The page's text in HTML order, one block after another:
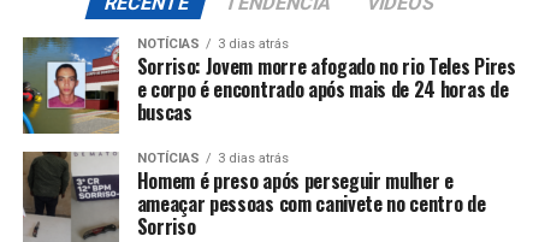
NOTÍCIAS 3 dias atrás
Sorriso: Jovem morre afogado no rio Teles Pires
e corpo é encontrado após mais de 24 horas de
buscas
NOTÍCIAS 3 dias atrás
Homem é preso após perseguir mulher e
ameaçar pessoas com canivete no centro de
Sorriso